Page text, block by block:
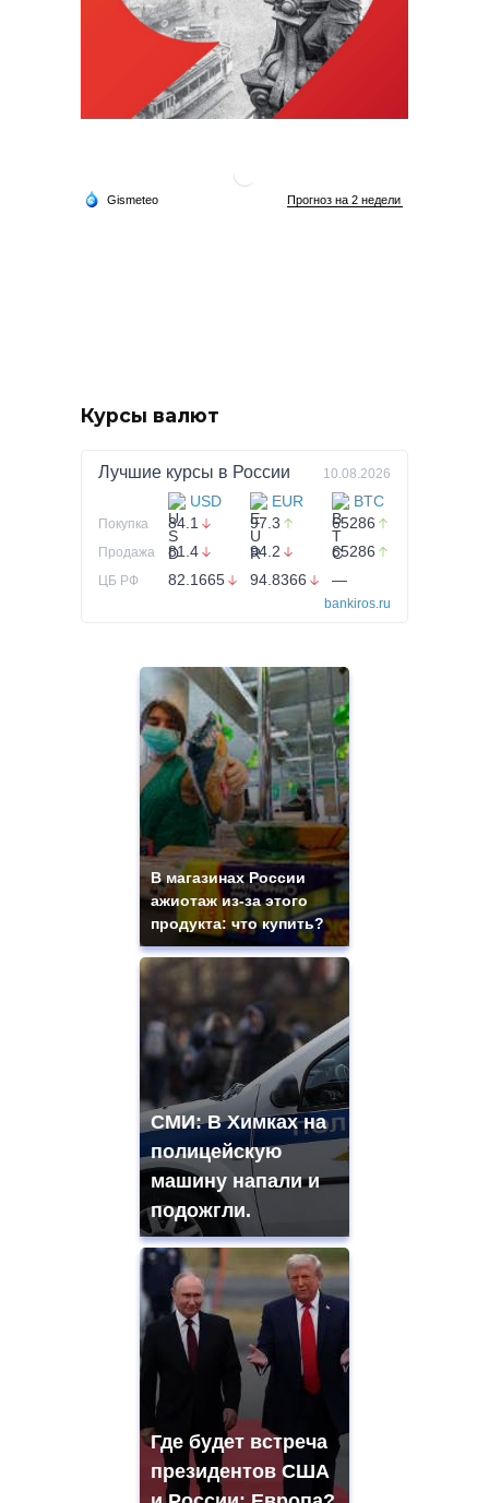
Курсы валют
Лучшие курсы в России 10.08.2026
USD EUR BTC
Покупка 84.1 97.3 65286
Продажа 81.4 94.2 65286
ЦБ РФ 82.1665 94.8366 —
bankiros.ru
В магазинах России
ажиотаж из-за этого
продукта: что купить?
СМИ: В Химках на
полицейскую
машину напали и
подожгли.
Где будет встреча
президентов США